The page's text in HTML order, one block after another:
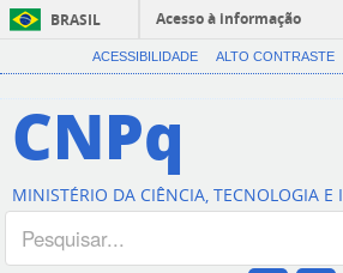
BRASIL
Acesso à informação
ACESSIBILIDADE ALTO CONTRASTE
CNPq
MINISTÉRIO DA CIÊNCIA, TECNOLOGIA E